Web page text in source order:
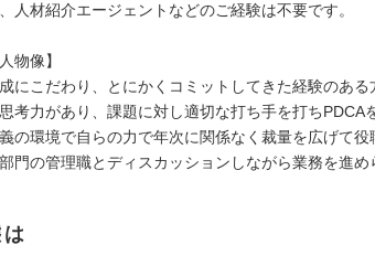
人材紹介エージェントなどのご経験は不要です。
物像】
にこだわり、とにかくコミットしてきた経験のある
考力があり、課題に対し適切な打ち手を打ちPDCA
の環境で自らの力で年次に関係なく裁量を広げて役
門の管理職とディスカッションしながら業務を進め